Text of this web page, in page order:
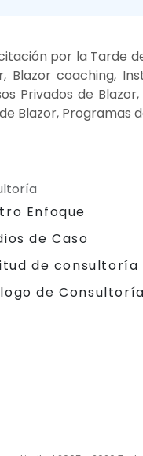
por la Tarde
Blazor coaching,
Privados de
Blazor, Programas
Enfoque
de Caso
de consultoría
de Consultoría